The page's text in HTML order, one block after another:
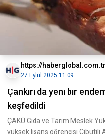
https://haberglobal.com.tr
27 Eylül 2025 11:09
Çankırı da yeni bir
keşfedildi
ÇAKÜ Gıda ve Tarım Meslek
yüksek lisans öğrencisi Cibutili